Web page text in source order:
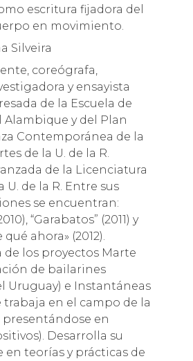
escritura fijadora del
en movimiento.
Silveira
coreógrafa,
y ensayista
de la Escuela de
Alambique y del Plan
Contemporánea de la
de la U. de la R.
de la Licenciatura
U. de la R. Entre sus
se encuentran:
“Garabatos” (2011) y
ahora» (2012).
de los proyectos Marte
de bailarines
Uruguay) e Instantáneas
trabaja en el campo de la
en
Desarrolla su
en teorías y prácticas de